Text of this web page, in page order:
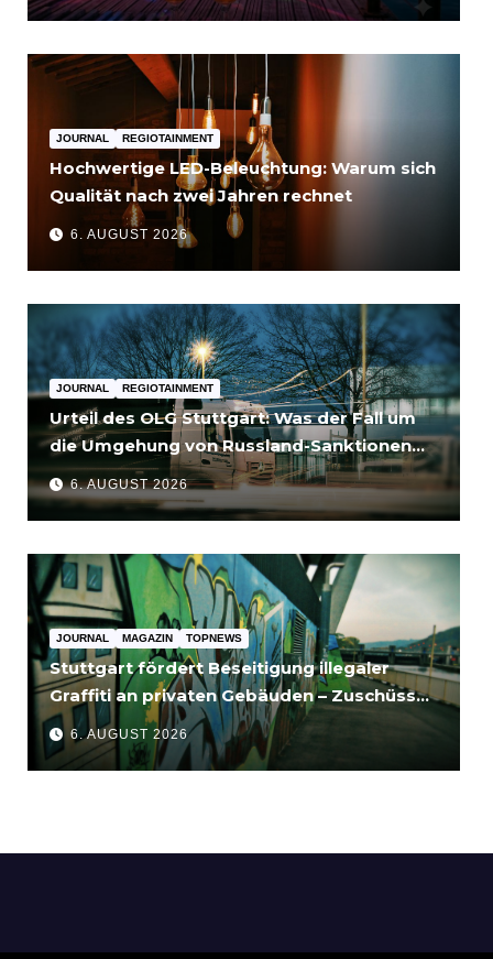
JOURNAL REGIOTAINMENT
Hochwertige LED-Beleuchtung: Warum sich
Qualität nach zwei Jahren rechnet
6. AUGUST 2026
JOURNAL REGIOTAINMENT
Urteil des OLG Stuttgart: Was der Fall um
die Umgehung von Russland-Sanktionen
für Unternehmen bedeutet
6. AUGUST 2026
JOURNAL MAGAZIN TOPNEWS
Stuttgart fördert Beseitigung illegaler
Graffiti an privaten Gebäuden – Zuschüsse
bis 3.500 Euro
6. AUGUST 2026